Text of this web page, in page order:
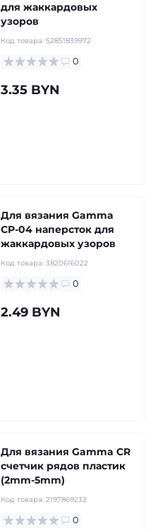
для жаккардовых
узоров
Код товара: 52851839972
0
3.35 BYN
Для вязания Gamma
CP-04 наперсток для
жаккардовых узоров
Код товара: 3820616022
0
2.49 BYN
Для вязания Gamma CR
счетчик рядов пластик
(2mm-5mm)
Код товара: 2197869232
0